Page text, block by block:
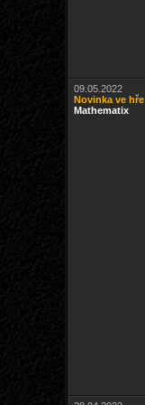
09.05.2022
Novinka ve hře
Mathematix